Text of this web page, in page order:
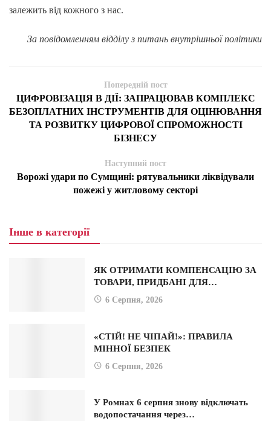
залежить від кожного з нас.
За повідомленням відділу з питань внутрішньої політики
Попередній пост
ЦИФРОВІЗАЦІЯ В ДІЇ: ЗАПРАЦЮВАВ КОМПЛЕКС
БЕЗОПЛАТНИХ ІНСТРУМЕНТІВ ДЛЯ ОЦІНЮВАННЯ
ТА РОЗВИТКУ ЦИФРОВОЇ СПРОМОЖНОСТІ
БІЗНЕСУ
Наступний пост
Ворожі удари по Сумщині: рятувальники ліквідували
пожежі у житловому секторі
Інше в категорії
ЯК ОТРИМАТИ КОМПЕНСАЦІЮ ЗА
ТОВАРИ, ПРИДБАНІ ДЛЯ…
6 Серпня, 2026
«СТІЙ! НЕ ЧІПАЙ!»: ПРАВИЛА
МІННОЇ БЕЗПЕК
6 Серпня, 2026
У Ромнах 6 серпня знову відключать
водопостачання через…